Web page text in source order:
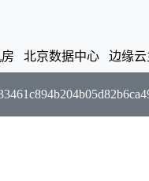
北京数据中心 边缘